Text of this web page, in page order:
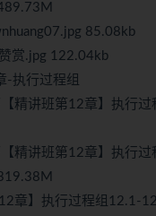
85.08kb
赏.jpg 122.04kb
-执行过程组
精讲班第12章】执行
精讲班第12章】执行过
章】执行过程组12.1-